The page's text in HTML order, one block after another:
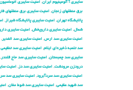
سایبری آ آلومینیوم ایران, امنیت سایبری
برق منطقهای زنجان, امنیت سایبری برق منطقهای
پالایشگاه تهران, امنیت سایبری پالایشگاه شیراز ,
شمال, امنیت سایبری داروپخش, امنیت سایبری
امنیت سایبری سد ارس, امنیت سایبری سد الغدیر ,
سد تلمبه ذخیره‌ای ایلام, امنیت سایبری سد تنظیمی
سایبری سد چمبستان, امنیت سایبری سد حاج قلندر ,
درودزن مرودشت, امنیت سایبری سد دز , امنیت
امنیت سایبری سد سردآبرود, امنیت سایبری سد
سد شهید عظیمی, امنیت سایبری سد شوط مغان,